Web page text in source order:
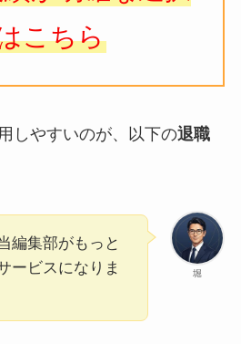
こちら
しやすいのが、以下の退職
堀
編集部がもっと
ービスになりま